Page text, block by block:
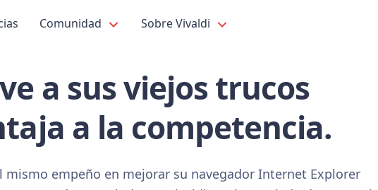
Comunidad Sobre Vivaldi
a sus viejos trucos
a la competencia.
mismo empeño en mejorar su navegador Internet Explorer